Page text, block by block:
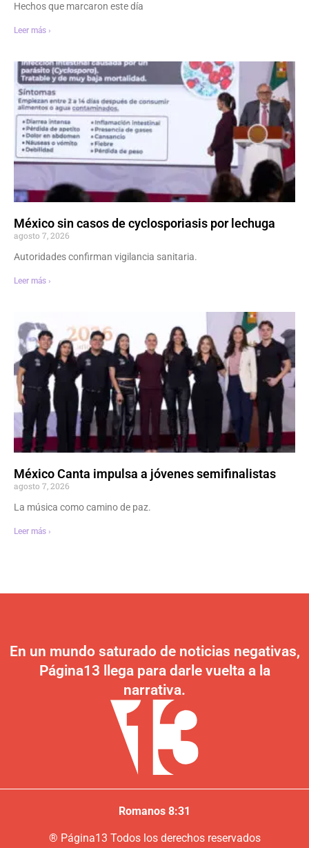
Hechos que marcaron este día
Leer más ›
México sin casos de cyclosporiasis por lechuga
agosto 7, 2026
Autoridades confirman vigilancia sanitaria.
Leer más ›
México Canta impulsa a jóvenes semifinalistas
agosto 7, 2026
La música como camino de paz.
Leer más ›
En un mundo saturado de noticias negativas,
Página13 llega para darle vuelta a la
narrativa.
Romanos 8:31
® Página13 Todos los derechos reservados